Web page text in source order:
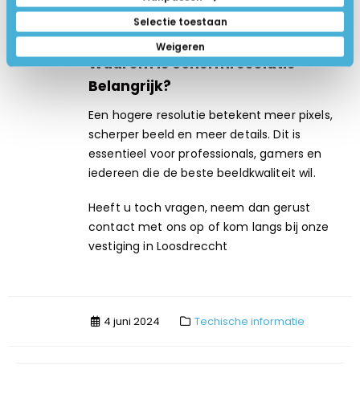
Selectie toestaan
Weigeren
17 inch laptops
Waarom is Schermresolutie
Belangrijk?
Een hogere resolutie betekent meer pixels,
scherper beeld en meer details. Dit is
essentieel voor professionals, gamers en
iedereen die de beste beeldkwaliteit wil.
Heeft u toch vragen, neem dan gerust
contact met ons op of kom langs bij onze
vestiging in Loosdreccht
4 juni 2024 Techische informatie